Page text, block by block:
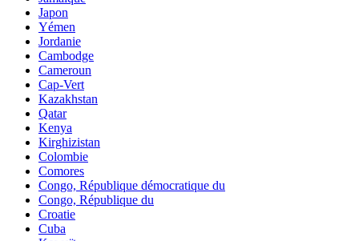
Japon
Yémen
Jordanie
Cambodge
Cameroun
Cap-Vert
Kazakhstan
Qatar
Kenya
Kirghizistan
Colombie
Comores
Congo, République démocratique du
Congo, République du
Croatie
Cuba